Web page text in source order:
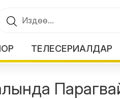
ТЕЛЕСЕРИАЛДАР